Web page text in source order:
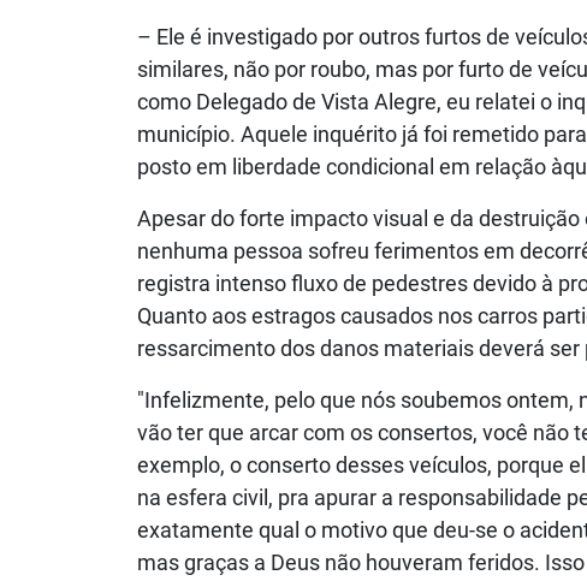
– Ele é investigado por outros furtos de
similares, não por roubo, mas por furto de
como Delegado de Vista Alegre, eu relatei o
município. Aquele inquérito já foi remetido
posto em liberdade condicional em relação
Apesar do forte impacto visual e da
nenhuma pessoa sofreu ferimentos em
registra intenso fluxo de pedestres devido à
Quanto aos estragos causados nos carros
ressarcimento dos danos materiais deverá
"Infelizmente, pelo que nós soubemos ontem,
vão ter que arcar com os consertos, você
exemplo, o conserto desses veículos, porque
na esfera civil, pra apurar a responsabilidade
exatamente qual o motivo que deu-se o
mas graças a Deus não houveram feridos.